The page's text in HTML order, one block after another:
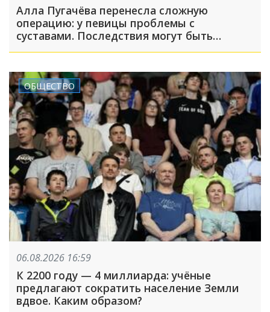
Алла Пугачёва перенесла сложную
операцию: у певицы проблемы с
суставами. Последствия могут быть
ОБЩЕСТВО
06.08.2026 16:59
К 2200 году — 4 миллиарда: учёные
предлагают сократить население Земли
вдвое. Каким образом?